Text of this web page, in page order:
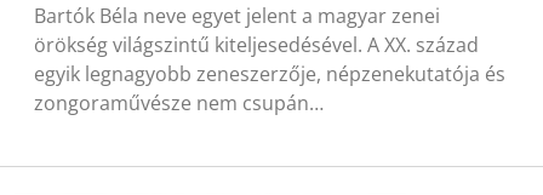
Bartók Béla neve egyet jelent a magyar zenei
örökség világszintű kiteljesedésével. A XX. század
egyik legnagyobb zeneszerzője, népzenekutatója és
zongoraművésze nem csupán…